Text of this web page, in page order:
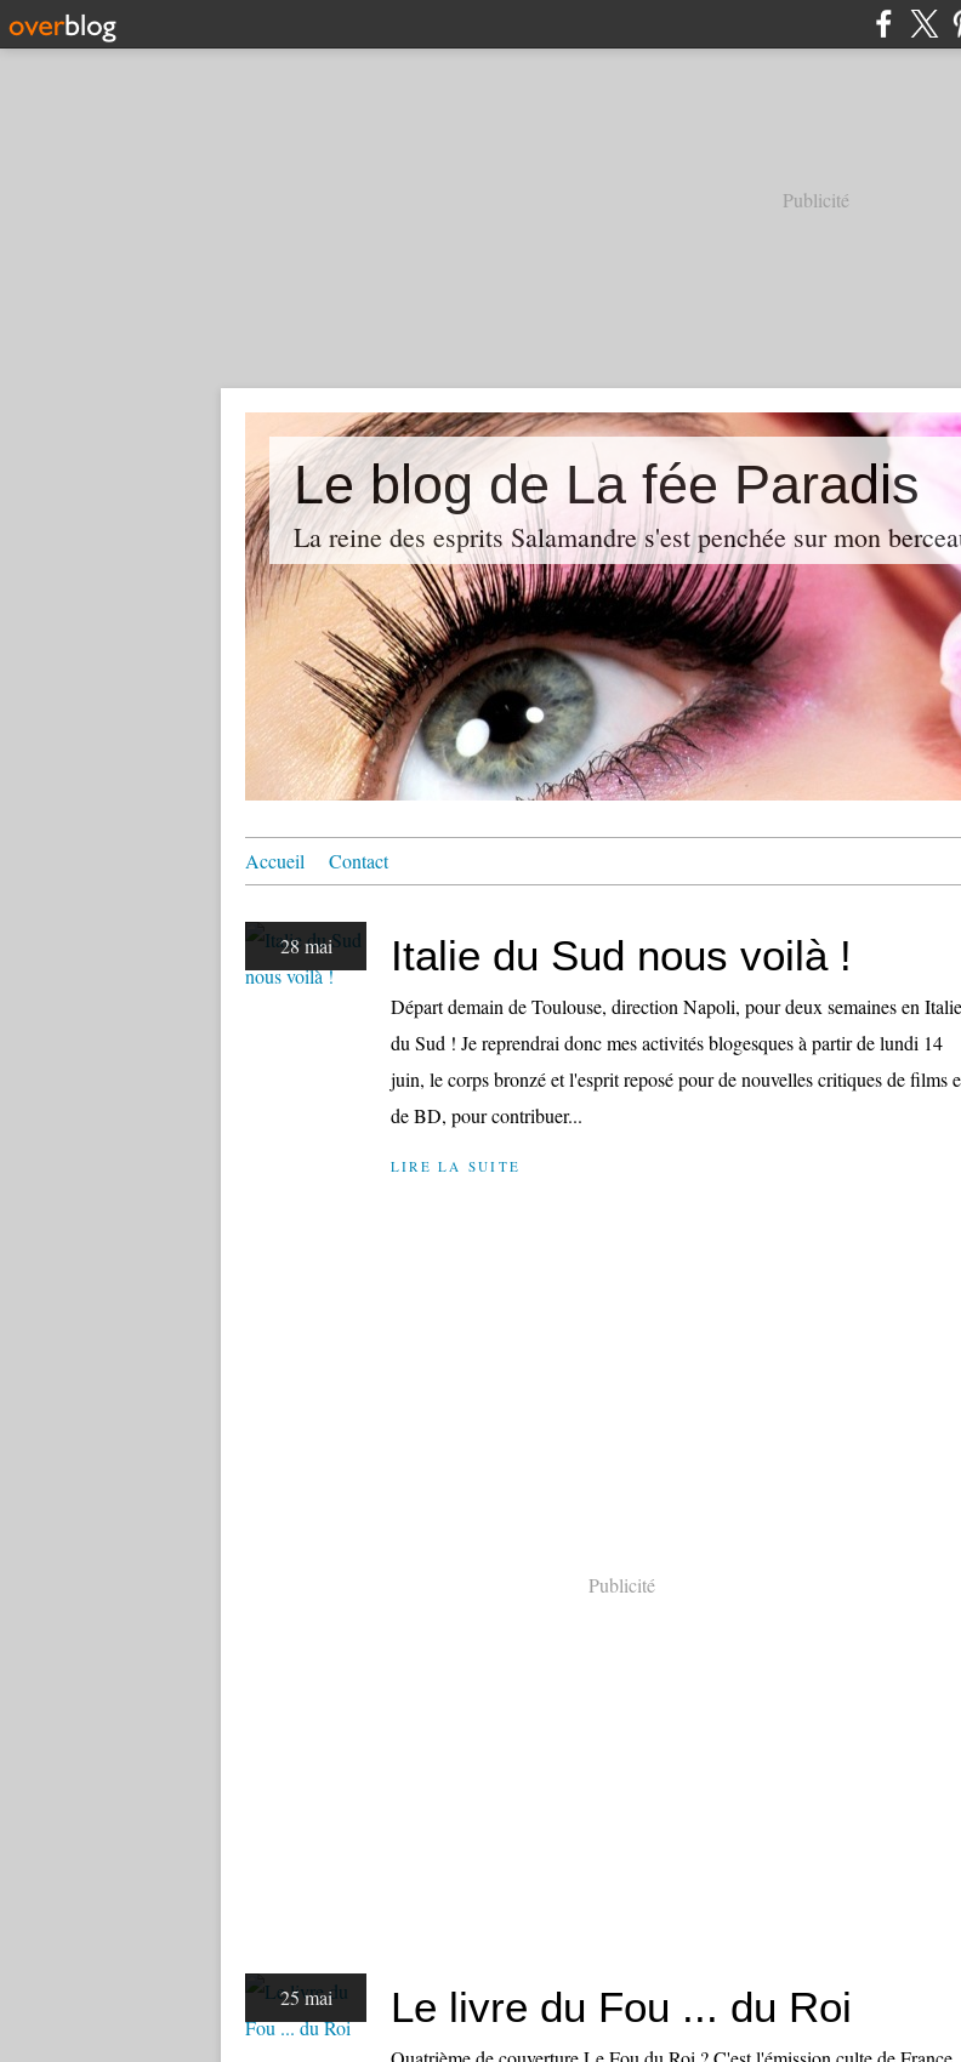
Publicité
Le blog de La fée Paradis
La reine des esprits Salamandre s'est penchée sur mon
Accueil Contact
28 mai Italie du Sud nous voilà !
Départ demain de Toulouse, direction Napoli, pour deux semaines en Italie
du Sud ! Je reprendrai donc mes activités blogesques à partir de lundi 14
juin, le corps bronzé et l'esprit reposé pour de nouvelles critiques de films
de BD, pour contribuer...
LIRE LA SUITE
Publicité
25 mai Le livre du Fou ... du Roi